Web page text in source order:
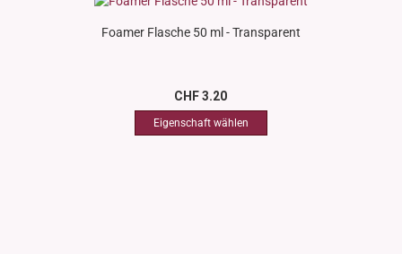
Foamer Flasche 50 ml - Transparent
CHF 3.20